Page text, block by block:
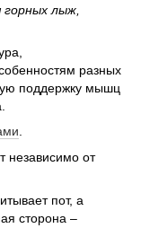
горных лыж,
разных
поддержку мышц
.
независимо от
пот, а
сторона –